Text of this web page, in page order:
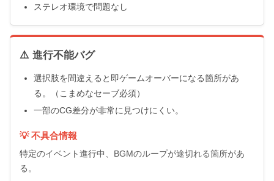
ステレオ環境で問題なし
⚠️ 進行不能バグ
選択肢を間違えると即ゲームオーバーになる箇所があ
る。（こまめなセーブ必須）
一部のCG差分が非常に見つけにくい。
💡 不具合情報
特定のイベント進行中、BGMのループが途切れる箇所があ
る。